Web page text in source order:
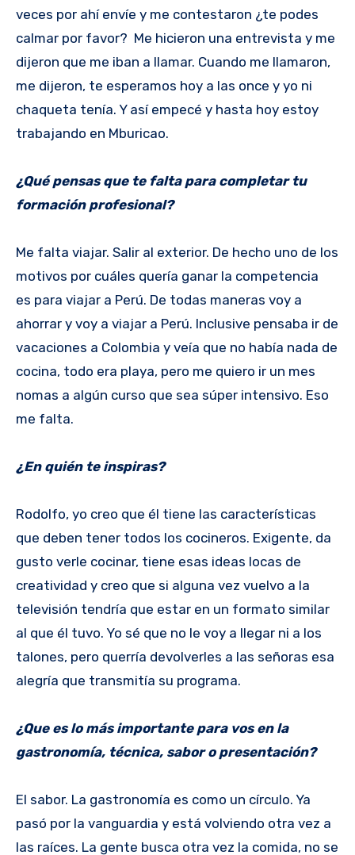
veces por ahí envíe y me contestaron ¿te podes
calmar por favor? Me hicieron una entrevista y me
dijeron que me iban a llamar. Cuando me llamaron,
me dijeron, te esperamos hoy a las once y yo ni
chaqueta tenía. Y así empecé y hasta hoy estoy
trabajando en Mburicao.
¿Qué pensas que te falta para completar tu
formación profesional?
Me falta viajar. Salir al exterior. De hecho uno de los
motivos por cuáles quería ganar la competencia
es para viajar a Perú. De todas maneras voy a
ahorrar y voy a viajar a Perú. Inclusive pensaba ir de
vacaciones a Colombia y veía que no había nada de
cocina, todo era playa, pero me quiero ir un mes
nomas a algún curso que sea súper intensivo. Eso
me falta.
¿En quién te inspiras?
Rodolfo, yo creo que él tiene las características
que deben tener todos los cocineros. Exigente, da
gusto verle cocinar, tiene esas ideas locas de
creatividad y creo que si alguna vez vuelvo a la
televisión tendría que estar en un formato similar
al que él tuvo. Yo sé que no le voy a llegar ni a los
talones, pero querría devolverles a las señoras esa
alegría que transmitía su programa.
¿Que es lo más importante para vos en la
gastronomía, técnica, sabor o presentación?
El sabor. La gastronomía es como un círculo. Ya
pasó por la vanguardia y está volviendo otra vez a
las raíces. La gente busca otra vez la comida, no se